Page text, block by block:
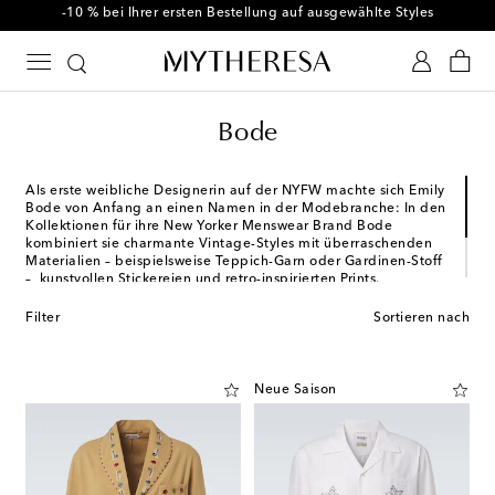
-10 % bei Ihrer ersten Bestellung auf ausgewählte Styles
Bode
Als erste weibliche Designerin auf der NYFW machte sich Emily
Bode von Anfang an einen Namen in der Modebranche: In den
Kollektionen für ihre New Yorker Menswear Brand Bode
kombiniert sie charmante Vintage-Styles mit überraschenden
Materialien – beispielsweise Teppich-Garn oder Gardinen-Stoff
–, kunstvollen Stickereien und retro-inspirierten Prints.
Mode, deren Look immer von einer persönlichen Note geprägt
Filter Sortieren nach
Neue Saison